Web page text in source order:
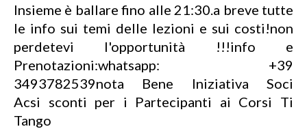
Insieme è ballare fino alle 21:30.a breve tutte
le info sui temi delle lezioni e sui costi!non
perdetevi l'opportunità !!!info e
Prenotazioni:whatsapp: +39
3493782539nota Bene Iniziativa Soci
Acsi sconti per i Partecipanti ai Corsi Ti
Tango